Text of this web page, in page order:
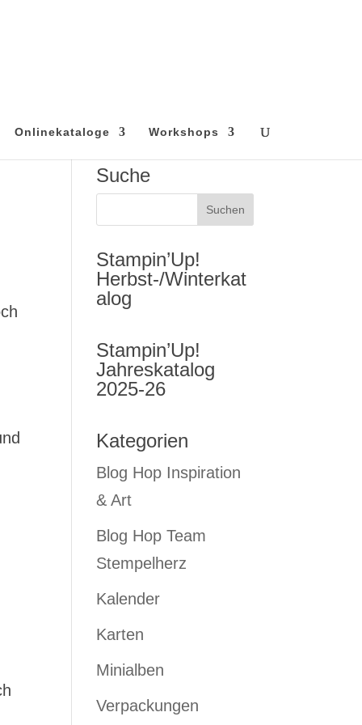
Onlinekataloge Workshops
Suche
Stampin’Up!
Herbst-/Winterkat
alog
Stampin’Up!
Jahreskatalog
2025-26
Kategorien
Blog Hop Inspiration
& Art
Blog Hop Team
Stempelherz
Kalender
Karten
Minialben
Verpackungen